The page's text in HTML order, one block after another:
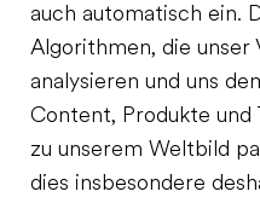
auch automatisch ein.
Algorithmen, die unser
analysieren und uns
Content, Produkte und
zu unserem Weltbild
dies insbesondere